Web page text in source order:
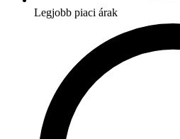
Legjobb piaci árak